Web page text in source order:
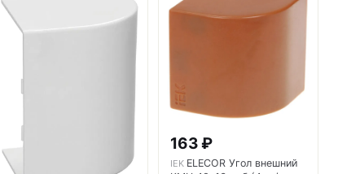
163 ₽
IEK ELECOR Угол внешний